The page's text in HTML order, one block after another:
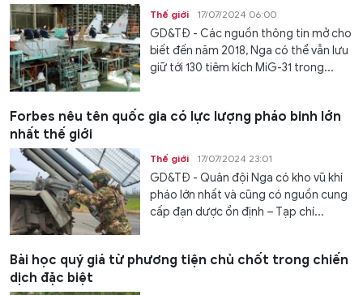
Thế giới 17/07/2024 06:00
GD&TĐ - Các nguồn thông tin mở cho
biết đến năm 2018, Nga có thể vẫn lưu
giữ tới 130 tiêm kích MiG-31 trong...
Forbes nêu tên quốc gia có lực lượng pháo binh lớn
nhất thế giới
Thế giới 17/07/2024 23:01
GD&TĐ - Quân đội Nga có kho vũ khí
pháo lớn nhất và cũng có nguồn cung
cấp đạn dược ổn định – Tạp chí...
Bài học quý giá từ phương tiện chủ chốt trong chiến
dịch đặc biệt